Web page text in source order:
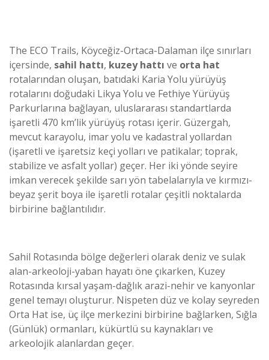
The ECO Trails, Köyceğiz-Ortaca-Dalaman ilçe sınırları
içersinde, sahil hattı, kuzey hattı ve orta hat
rotalarından oluşan, batıdaki Karia Yolu yürüyüş
rotalarını doğudaki Likya Yolu ve Fethiye Yürüyüş
Parkurlarına bağlayan, uluslararası standartlarda
işaretli 470 km’lik yürüyüş rotası içerir. Güzergah,
mevcut karayolu, imar yolu ve kadastral yollardan
(işaretli ve işaretsiz keçi yolları ve patikalar; toprak,
stabilize ve asfalt yollar) geçer. Her iki yönde seyire
imkan verecek şekilde sarı yön tabelalarıyla ve kırmızı-
beyaz şerit boya ile işaretli rotalar çeşitli noktalarda
birbirine bağlantılıdır.
Sahil Rotasında bölge değerleri olarak deniz ve sulak
alan-arkeoloji-yaban hayatı öne çıkarken, Kuzey
Rotasında kırsal yaşam-dağlık arazi-nehir ve kanyonlar
genel temayı oluşturur. Nispeten düz ve kolay seyreden
Orta Hat ise, üç ilçe merkezini birbirine bağlarken, Sığla
(Günlük) ormanları, kükürtlü su kaynakları ve
arkeolojik alanlardan geçer.